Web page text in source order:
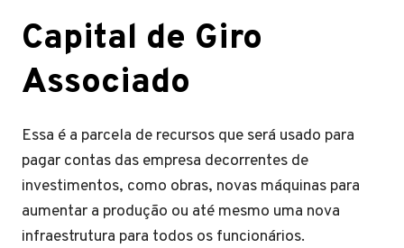
Capital de Giro
Associado
Essa é a parcela de recursos que será usado para
pagar contas das empresa decorrentes de
investimentos, como obras, novas máquinas para
aumentar a produção ou até mesmo uma nova
infraestrutura para todos os funcionários.